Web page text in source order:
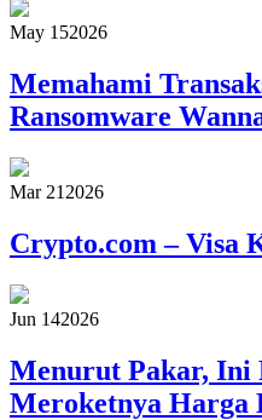
May 152026
Memahami
Ransomware
Mar 21 2026
Crypto.com – Visa
Jun 142026
Menurut Pakar, Ini
Meroketnya Harga